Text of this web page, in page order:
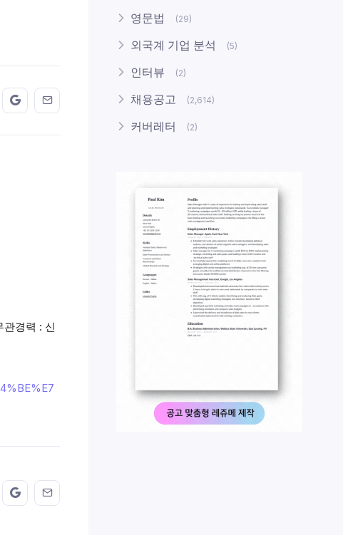
on FaceBook
this on Twitter
Share this on GMail
Share this on EMail
경력 : 신
on FaceBook
this on Twitter
Share this on GMail
Share this on EMail
영문법 (29)
외국계 기업 분석 (5)
인터뷰 (2)
채용공고 (2,614)
커버레터 (2)